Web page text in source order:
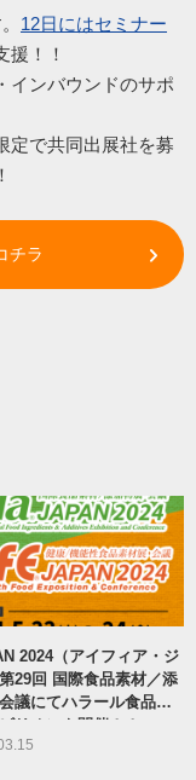
12日にはセミナー
援！！
インバウンドのサポ
定で共同出展社を募
チラ
2024（アイフィア・ジ
29回 国際食品素材／添
議にてハラール食品原
リオンを開催！！